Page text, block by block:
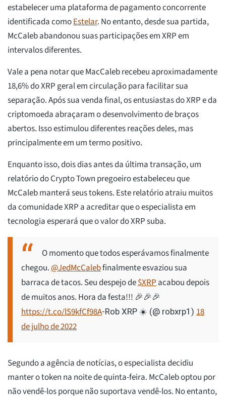
estabelecer uma plataforma de pagamento concorrente
identificada comoEstelar. No entanto, desde sua partida,
McCaleb abandonou suas participações em XRP em
intervalos diferentes.
Vale a pena notar que MacCaleb recebeu aproximadamente
18,6% do XRP geral em circulação para facilitar sua
separação. Após sua venda final, os entusiastas do XRP e da
criptomoeda abraçaram o desenvolvimento de braços
abertos. Isso estimulou diferentes reações deles, mas
principalmente em um termo positivo.
Enquanto isso, dois dias antes da última transação, um
relatório do Crypto Town pregoeiro estabeleceu que
McCaleb manterá seus tokens. Este relatório atraiu muitos
da comunidade XRP a acreditar que o especialista em
tecnologia esperará que o valor do XRP suba.
O momento que todos esperávamos finalmente
chegou.@JedMcCalebfinalmente esvaziou sua
barraca de tacos. Seu despejo de$XRP acabou depois
de muitos anos. Hora da festa!!! 🎉🎉🎉
https://t.co/lS9kfCf98A-Rob XRP ☀️ (@ robxrp1) 18
de julho de 2022
Segundo a agência de notícias, o especialista decidiu
manter o token na noite de quinta-feira. McCaleb optou por
não vendê-los porque não suportava vendê-los. No entanto,